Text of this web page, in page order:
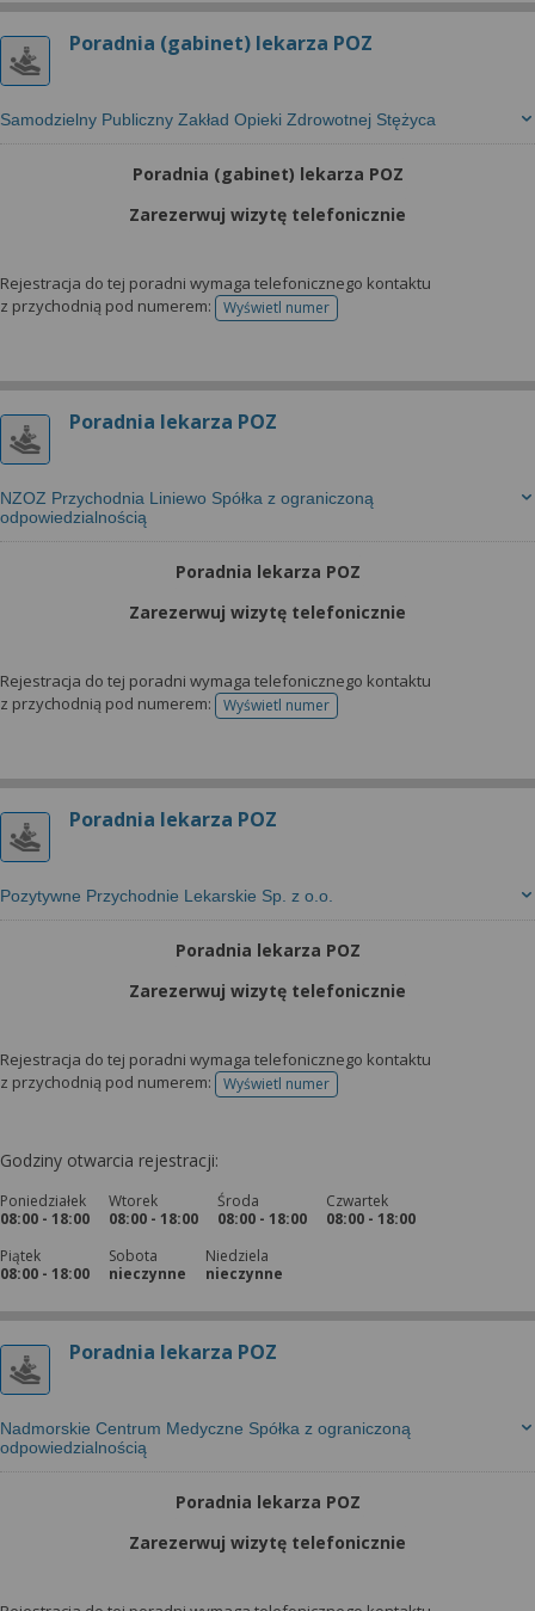
Poradnia (gabinet) lekarza POZ
Samodzielny Publiczny Zakład Opieki Zdrowotnej Stężyca
Poradnia (gabinet) lekarza POZ
Zarezerwuj wizytę telefonicznie
Rejestracja do tej poradni wymaga telefonicznego kontaktu
z przychodnią pod numerem:
Wyświetl numertelefonu do rejestracji
Poradnia lekarza POZ
NZOZ Przychodnia Liniewo Spółka z ograniczoną
odpowiedzialnością
Poradnia lekarza POZ
Zarezerwuj wizytę telefonicznie
Rejestracja do tej poradni wymaga telefonicznego kontaktu
z przychodnią pod numerem:
Wyświetl numertelefonu do rejestracji
Poradnia lekarza POZ
Pozytywne Przychodnie Lekarskie Sp. z o.o.
Poradnia lekarza POZ
Zarezerwuj wizytę telefonicznie
Rejestracja do tej poradni wymaga telefonicznego kontaktu
z przychodnią pod numerem:
Wyświetl numertelefonu do rejestracji
Godziny otwarcia rejestracji:
Poniedziałek
08:00 - 18:00
Wtorek
08:00 - 18:00
Środa
08:00 - 18:00
Czwartek
08:00 - 18:00
Piątek
08:00 - 18:00
Sobota
nieczynne
Niedziela
nieczynne
Poradnia lekarza POZ
Nadmorskie Centrum Medyczne Spółka z ograniczoną
odpowiedzialnością
Poradnia lekarza POZ
Zarezerwuj wizytę telefonicznie